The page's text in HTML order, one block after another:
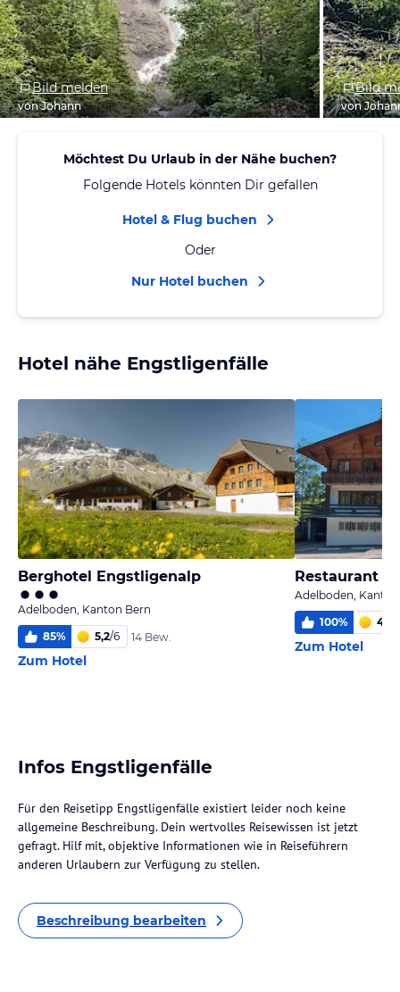
Bild melden
von Johann
Bild
von
Möchtest Du Urlaub in der Nähe buchen?
Folgende Hotels könnten Dir gefallen
Hotel & Flug buchen
Oder
Nur Hotel buchen
Hotel nähe Engstligenfälle
Berghotel Engstligenalp
Adelboden, Kanton Bern
85% 5,2/6 14 Bew.
Zum Hotel
Restaurant
Adelboden,
100% 4,7
Zum Hotel
Infos Engstligenfälle
Für den Reisetipp Engstligenfälle existiert leider noch keine
allgemeine Beschreibung. Dein wertvolles Reisewissen ist jetzt
gefragt. Hilf mit, objektive Informationen wie in Reiseführern
anderen Urlaubern zur Verfügung zu stellen.
Beschreibung bearbeiten